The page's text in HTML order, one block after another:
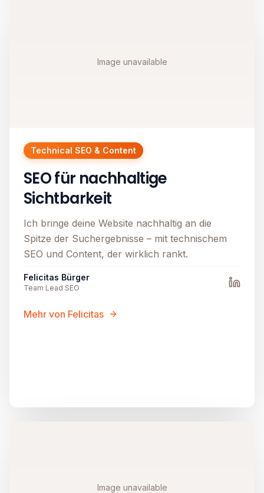
Image unavailable
Technical SEO & Content
SEO für nachhaltige
Sichtbarkeit
Ich bringe deine Website nachhaltig an die
Spitze der Suchergebnisse – mit technischem
SEO und Content, der wirklich rankt.
Felicitas Bürger
Team Lead SEO
Mehr von Felicitas
Image unavailable